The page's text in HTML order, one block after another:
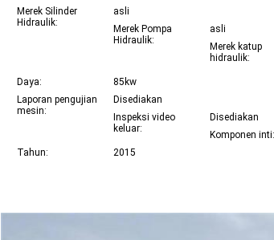
Merek Silinder
Hidraulik:
asli
Merek Pompa
Hidraulik:
asli
Merek katup
hidraulik:
Daya:
85kw
Laporan pengujian
mesin:
Disediakan
Inspeksi video
keluar:
Disediakan
Komponen inti:
Tahun:
2015